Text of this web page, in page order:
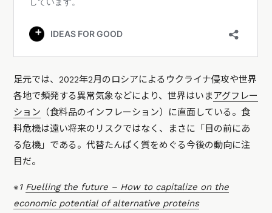
足元では、2022年2月のロシアによるウクライナ侵攻や世界
各地で頻発する異常気象などにより、世界はいまアグフレー
ション （食料品のインフレーション）に直面している。食
料危機は遠い将来のリスクではなく、まさに「目の前にあ
る危機」である。代替たんぱく質をめぐる今後の動向に注
目だ。
※1 Fuelling the future – How to capitalize on the
economic potential of alternative proteins